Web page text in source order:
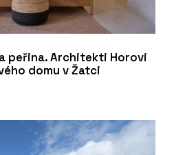
peřina. Architekti Horovi
domu v Žatci